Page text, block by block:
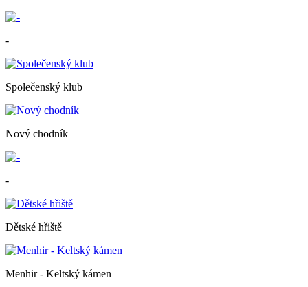
-
Společenský klub
Nový chodník
-
Dětské hřiště
Menhir - Keltský kámen